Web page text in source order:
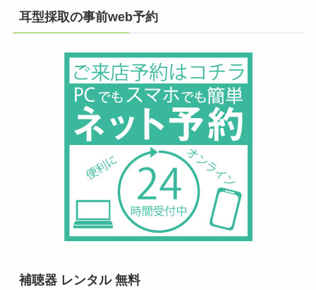
耳型採取の事前web予約
補聴器 レンタル 無料